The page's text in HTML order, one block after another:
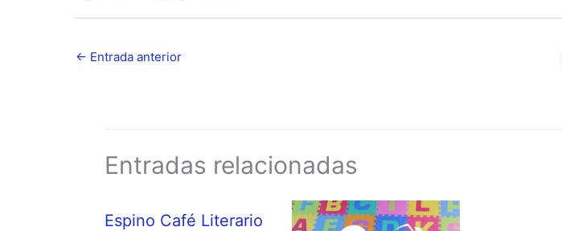
← Entrada anterior
Entradas relacionadas
Espino Café Literario